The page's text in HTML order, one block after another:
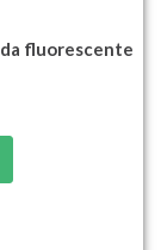
fluorescente